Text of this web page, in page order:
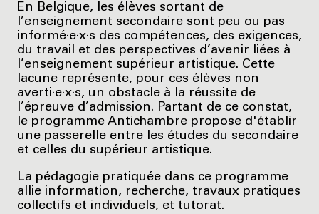
En Belgique, les élèves sortant de
l’enseignement secondaire sont peu ou pas
informé·e·x·s des compétences, des exigences,
du travail et des perspectives d’avenir liées à
l’enseignement supérieur artistique. Cette
lacune représente, pour ces élèves non
averti·e·x·s, un obstacle à la réussite de
l’épreuve d’admission. Partant de ce constat,
le programme Antichambre propose d'établir
une passerelle entre les études du secondaire
et celles du supérieur artistique.
La pédagogie pratiquée dans ce programme
allie information, recherche, travaux pratiques
collectifs et individuels, et tutorat.